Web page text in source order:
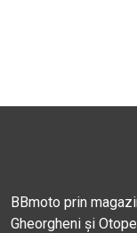
BBmoto prin
Gheorgheni și